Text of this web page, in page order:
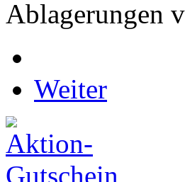
Ablagerungen
Weiter